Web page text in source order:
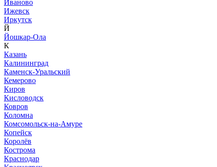
Иваново
Ижевск
Иркутск
Й
Йошкар-Ола
К
Казань
Калининград
Каменск-Уральский
Кемерово
Киров
Кисловодск
Ковров
Коломна
Комсомольск-на-Амуре
Копейск
Королёв
Кострома
Краснодар